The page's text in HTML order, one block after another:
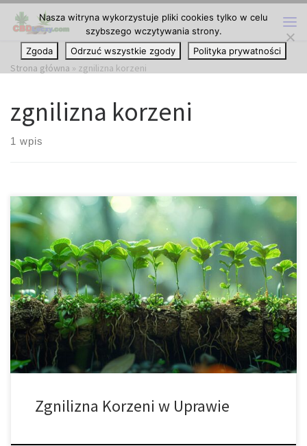
Przejdź do treści
Strona główna » zgnilizna korzeni
zgnilizna korzeni
1 wpis
Zgnilizna Korzeni u Roślin Konopi: Skuteczne Strategie i
Wskazówki Czy wiesz, że możesz stracić cały plon, jeśli korzenie
twoich roślin konopi zostaną dotknięte zgnilizną? Zdrowy i silny
system korzeniowy to podstawa udanej uprawy — zapewnia
odpowiednie pobieranie składników odżywczych, dotlenienie
oraz odporność na choroby i stres środowiskowy. Zaniedbanie tej
części […]
Zgnilizna Korzeni w Uprawie
Nasza witryna wykorzystuje pliki cookies tylko w celu
szybszego wczytywania strony.
Zgoda
Odrzuć wszystkie zgody Polityka prywatności